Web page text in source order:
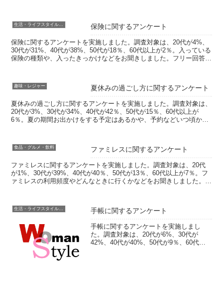
保険に関するアンケート
保険に関するアンケートを実施しました。調査対象は、20代が4%、
30代が31%、40代が38%、50代が18％、60代以上が2％。入っている
保険の種類や、入ったきっかけなどをお聞きしました。フリー回答で
趣味・レジャー 夏休みの過ごし方に関するアンケート
夏休みの過ごし方に関するアンケートを実施しました。調査対象は、
20代が3%、30代が34%、40代が42％、50代が15％、60代以上が
6％。夏の期間お出かけをする予定はあるかや、予約などいつ頃から
食品・グルメ・飲料 ファミレスに関するアンケート
ファミレスに関するアンケートを実施しました。調査対象は、20代
が1%、30代が39%、40代が40％、50代が13％、60代以上が7％。フ
ァミレスの利用頻度やどんなときに行くかなどをお聞きしました。フ
手帳に関するアンケート
手帳に関するアンケートを実施しまし
た。調査対象は、20代が6%、30代が
42%、40代が40%、50代が9％、60代が